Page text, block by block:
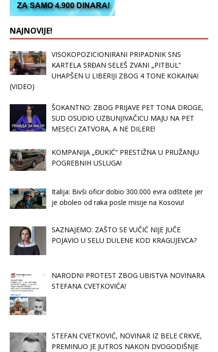
NAJNOVIJE!
VISOKOPOZICIONIRANI PRIPADNIK SNS
KARTELA SRĐAN SELEŠ ZVANI „PITBUL“
UHAPŠEN U LIBERIJI ZBOG 4 TONE KOKAINA!
(VIDEO)
ŠOKANTNO: ZBOG PRIJAVE PET TONA DROGE,
SUD OSUDIO UZBUNJIVAČICU MAJU NA PET
MESECI ZATVORA, A NE DILERE!
KOMPANIJA „ĐUKIĆ“ PRESTIŽNA U PRUŽANJU
POGREBNIH USLUGA!
Italija: Bivši oficir dobio 300.000 evra odštete jer
je oboleo od raka posle misije na Kosovu!
SAZNAJEMO: ZAŠTO SE VUČIĆ NIJE JUČE
POJAVIO U SELU DULENE KOD KRAGUJEVCA?
NARODNI PROTEST ZBOG UBISTVA NOVINARA
STEFANA CVETKOVIĆA!
STEFAN CVETKOVIĆ, NOVINAR IZ BELE CRKVE,
PREMINUO JE JUTROS NAKON DVOGODIŠNJE